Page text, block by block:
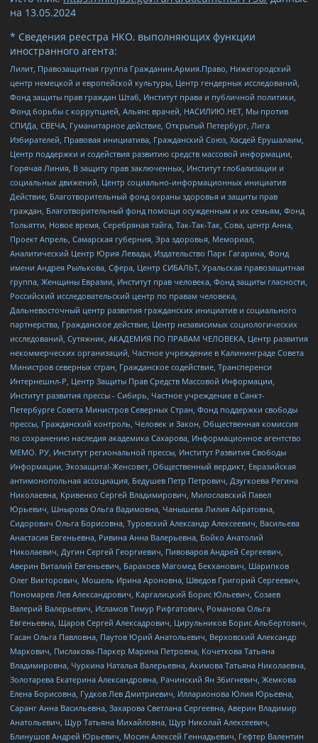
на 13.05.2024
* Сведения реестра НКО, выполняющих функции
иностранного агента:
Лилит, Правозащитная группа Гражданин.Армия.Право, Нижегородский
центр немецкой и европейской культуры, Центр гендерных исследований,
Фонд защиты прав граждан Штаб, Институт права и публичной политики,
Фонд борьбы с коррупцией, Альянс врачей, НАСИЛИЮ.НЕТ, Мы против
СПИДа, СВЕЧА, Гуманитарное действие, Открытый Петербург, Лига
Избирателей, Правовая инициатива, Гражданский Союз, Хасдей Ерушалаим,
Центр поддержки и содействия развитию средств массовой информации,
Горячая Линия, В защиту прав заключенных, Институт глобализации и
социальных движений, Центр социально-информационных инициатив
Действие, Благотворительный фонд охраны здоровья и защиты прав
граждан, Благотворительный фонд помощи осужденным и их семьям, Фонд
Тольятти, Новое время, Серебряная тайга, Так-Так-Так, Сова, центр Анна,
Проект Апрель, Самарская губерния, Эра здоровья, Мемориал,
Аналитический Центр Юрия Левады, Издательство Парк Гагарина, Фонд
имени Андрея Рылькова, Сфера, Центр СИБАЛЬТ, Уральская правозащитная
группа, Женщины Евразии, Институт прав человека, Фонд защиты гласности,
Российский исследовательский центр по правам человека,
Дальневосточный центр развития гражданских инициатив и социального
партнерства, Гражданское действие, Центр независимых социологических
исследований, Сутяжник, АКАДЕМИЯ ПО ПРАВАМ ЧЕЛОВЕКА, Центр развития
некоммерческих организаций, Частное учреждение в Калининграде Совета
Министров северных стран, Гражданское содействие, Трансперенси
Интернешнл-Р, Центр Защиты Прав Средств Массовой Информации,
Институт развития прессы - Сибирь, Частное учреждение в Санкт-
Петербурге Совета Министров Северных Стран, Фонд поддержки свободы
прессы, Гражданский контроль, Человек и Закон, Общественная комиссия
по сохранению наследия академика Сахарова, Информационное агентство
МЕМО. РУ, Институт региональной прессы, Институт Развития Свободы
Информации, Экозащита!-Женсовет, Общественный вердикт, Евразийская
антимонопольная ассоциация, Бедушев Петр Петрович, Дзугкоева Регина
Николаевна, Кривенко Сергей Владимирович, Милославский Павел
Юрьевич, Шнырова Ольга Вадимовна, Чанышева Лилия Айратовна,
Сидорович Ольга Борисовна, Туровский Александр Алексеевич, Васильева
Анастасия Евгеньевна, Ривина Анна Валерьевна, Бойко Анатолий
Николаевич, Дугин Сергей Георгиевич, Пивоваров Андрей Сергеевич,
Аверин Виталий Евгеньевич, Барахоев Магомед Бекханович, Шарипков
Олег Викторович, Мошель Ирина Ароновна, Шведов Григорий Сергеевич,
Пономарев Лев Александрович, Каргалицкий Борис Юльевич, Созаев
Валерий Валерьевич, Исламов Тимур Рифгатович, Романова Ольга
Евгеньевна, Щаров Сергей Алексадрович, Цирульников Борис Альбертович,
Гасан Ольга Павловна, Паутов Юрий Анатольевич, Верховский Александр
Маркович, Пислакова-Паркер Марина Петровна, Кочеткова Татьяна
Владимировна, Чуркина Наталья Валерьевна, Акимова Татьяна Николаевна,
Золотарева Екатерина Александровна, Рачинский Ян Збигневич, Жемкова
Елена Борисовна, Гудков Лев Дмитриевич, Илларионова Юлия Юрьевна,
Саранг Анна Васильевна, Захарова Светлана Сергеевна, Аверин Владимир
Анатольевич, Щур Татьяна Михайловна, Щур Николай Алексеевич,
Блинушов Андрей Юрьевич, Мосин Алексей Геннадьевич, Гефтер Валентин